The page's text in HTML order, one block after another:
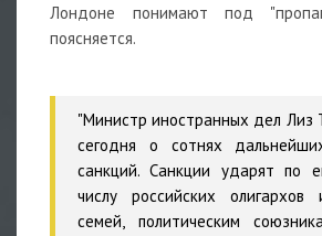
Лондоне понимают под
поясняется.
"Министр иностранных дел Лиз
сегодня о сотнях
санкций. Санкции ударят по
числу российских
семей, политическим